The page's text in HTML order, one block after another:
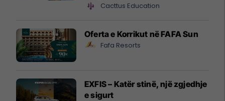
Cacttus Education
Oferta e Korrikut në FAFA Sun
Fafa Resorts
EXFIS – Katër stinë, një zgjedhje
e sigurt